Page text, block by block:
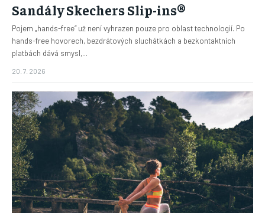
Sandály Skechers Slip-ins®
Pojem „hands-free“ už není vyhrazen pouze pro oblast technologií. Po
hands-free hovorech, bezdrátových sluchátkách a bezkontaktních
platbách dává smysl,...
20. 7. 2026